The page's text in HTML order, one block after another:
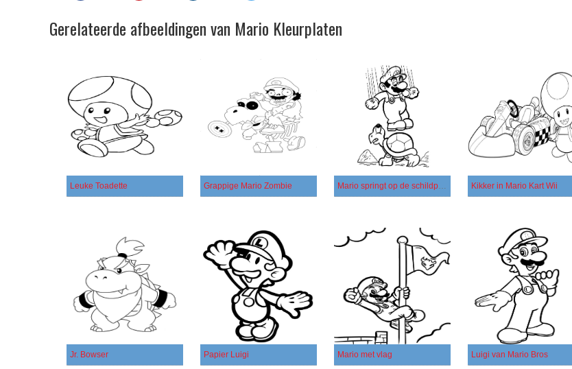
Gerelateerde afbeeldingen van Mario Kleurplaten
Leuke Toadette Grappige Mario Zombie Mario springt op de schildpad Kikker in Mario Kart Wii
Jr. Bowser Papier Luigi Mario met vlag Luigi van Mario Bros